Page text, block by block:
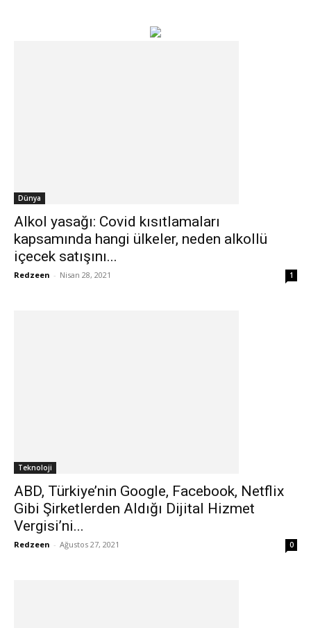
Dünya
Alkol yasağı: Covid kısıtlamaları
kapsamında hangi ülkeler, neden alkollü
içecek satışını...
Redzeen - Nisan 28, 2021 1
Teknoloji
ABD, Türkiye’nin Google, Facebook, Netflix
Gibi Şirketlerden Aldığı Dijital Hizmet
Vergisi’ni...
Redzeen - Ağustos 27, 2021 0